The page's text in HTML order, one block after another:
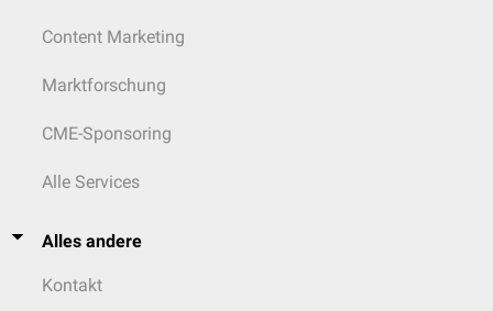
Content Marketing
Marktforschung
CME-Sponsoring
Alle Services
Alles andere
Kontakt